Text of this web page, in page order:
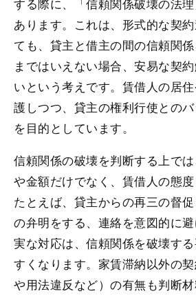
あります。これは、形式的な契
ても、貸主と借主の間の信頼関
まではいえない場合、安易な契
いという考えです。賃借人の居
護しつつ、貸主の権利行使との
を目的としています。
信頼関係の破壊を判断する上で
や金額だけでなく、賃借人の態度
たとえば、貸主からの再三の督
の弁明をする、連絡を意図的に
実な対応は、信頼関係を破壊す
すくなります。家賃滞納以外の
や用法違反など）の有無も判断材